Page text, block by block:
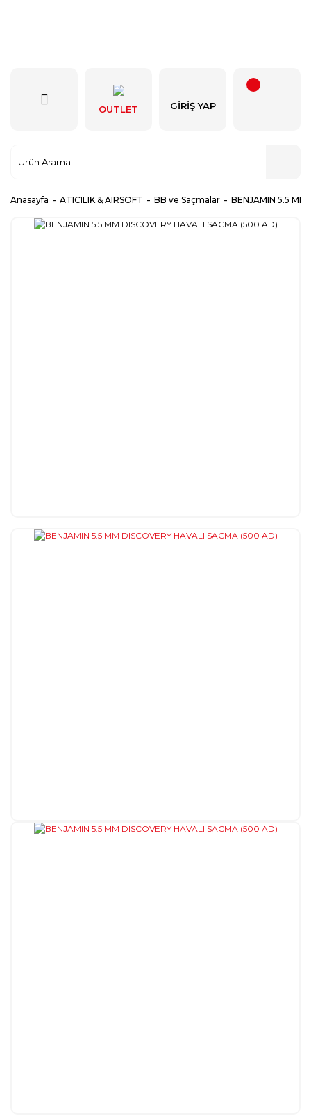
OUTLET GIRIŞ YAP
Anasayfa ATICILIK & AIRSOFT BB ve Saçmalar BENJAMIN 5.5 MM